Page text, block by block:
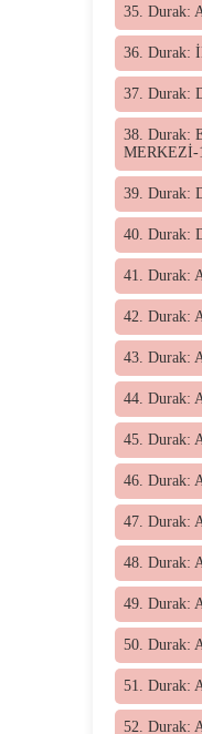
35. Durak:
36. Durak:
37. Durak:
38. Durak:
MERKEZİ-
39. Durak:
40. Durak:
41. Durak:
42. Durak:
43. Durak:
44. Durak:
45. Durak:
46. Durak:
47. Durak:
48. Durak:
49. Durak:
50. Durak:
51. Durak:
52. Durak: